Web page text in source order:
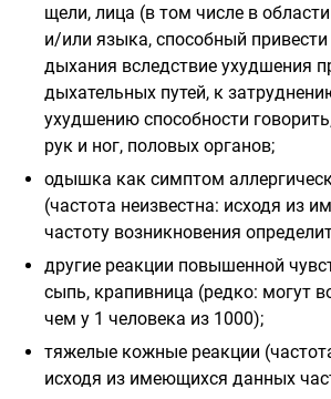
щели, лица (в том числе в области
и/или языка, способный
дыхания вследствие ухудшения
дыхательных путей, к
ухудшению способности
рук и ног, половых органов;
одышка как симптом
(частота неизвестна: исходя из
частоту возникновения
другие реакции повышенной
сыпь, крапивница (редко: могут
чем у 1 человека из 1000);
тяжелые кожные реакции
исходя из имеющихся данных